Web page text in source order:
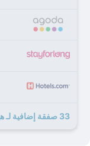
33 صفقة إضافية لـ هيريتيدج هوتيل لايف بالاس